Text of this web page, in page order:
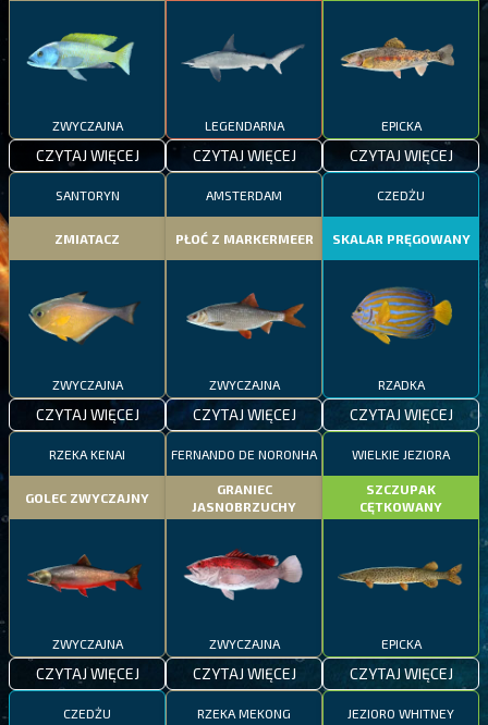
ZWYCZAJNA
CZYTAJ WIĘCEJ
LEGENDARNA
CZYTAJ WIĘCEJ
EPICKA
CZYTAJ WIĘCEJ
SANTORYN
ZMIATACZ
ZWYCZAJNA
CZYTAJ WIĘCEJ
AMSTERDAM
PŁOĆ Z MARKERMEER
ZWYCZAJNA
CZYTAJ WIĘCEJ
CZEDŻU
SKALAR PRĘGOWANY
RZADKA
CZYTAJ WIĘCEJ
RZEKA KENAI
GOLEC ZWYCZAJNY
ZWYCZAJNA
CZYTAJ WIĘCEJ
FERNANDO DE NORONHA
GRANIEC
JASNOBRZUCHY
ZWYCZAJNA
CZYTAJ WIĘCEJ
WIELKIE JEZIORA
SZCZUPAK
CĘTKOWANY
EPICKA
CZYTAJ WIĘCEJ
CZEDŻU RZEKA MEKONG JEZIORO WHITNEY